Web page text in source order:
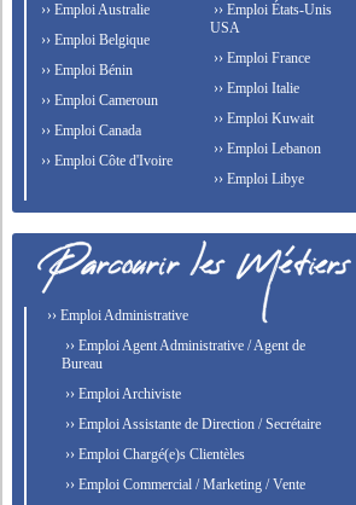
›› Emploi Australie
›› Emploi Belgique
›› Emploi Bénin
›› Emploi Cameroun
›› Emploi Canada
›› Emploi Côte d'Ivoire
›› Emploi États-Unis
USA
›› Emploi France
›› Emploi Italie
›› Emploi Kuwait
›› Emploi Lebanon
›› Emploi Libye
›› Emploi Administrative
›› Emploi Agent Administrative / Agent de
Bureau
›› Emploi Archiviste
›› Emploi Assistante de Direction / Secrétaire
›› Emploi Chargé(e)s Clientèles
›› Emploi Commercial / Marketing / Vente